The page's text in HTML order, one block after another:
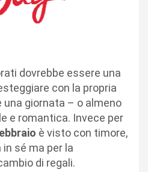
dovrebbe essere una
con la propria
giornata – o almeno
e romantica. Invece per
è visto con timore,
sé ma per la
di regali.